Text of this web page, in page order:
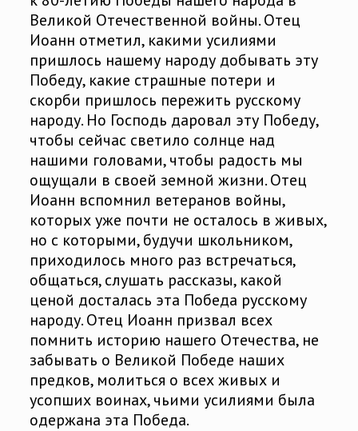
Великой Отечественной войны. Отец
Иоанн отметил, какими усилиями
пришлось нашему народу добывать эту
Победу, какие страшные потери и
скорби пришлось пережить русскому
народу. Но Господь даровал эту Победу,
чтобы сейчас светило солнце над
нашими головами, чтобы радость мы
ощущали в своей земной жизни. Отец
Иоанн вспомнил ветеранов войны,
которых уже почти не осталось в живых,
но с которыми, будучи школьником,
приходилось много раз встречаться,
общаться, слушать рассказы, какой
ценой досталась эта Победа русскому
народу. Отец Иоанн призвал всех
помнить историю нашего Отечества, не
забывать о Великой Победе наших
предков, молиться о всех живых и
усопших воинах, чьими усилиями была
одержана эта Победа.